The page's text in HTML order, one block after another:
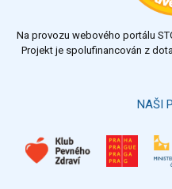
Na provozu webového portálu
Projekt je spolufinancován z
NAŠI